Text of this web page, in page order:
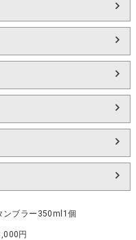
ンブラー350ml1個
円